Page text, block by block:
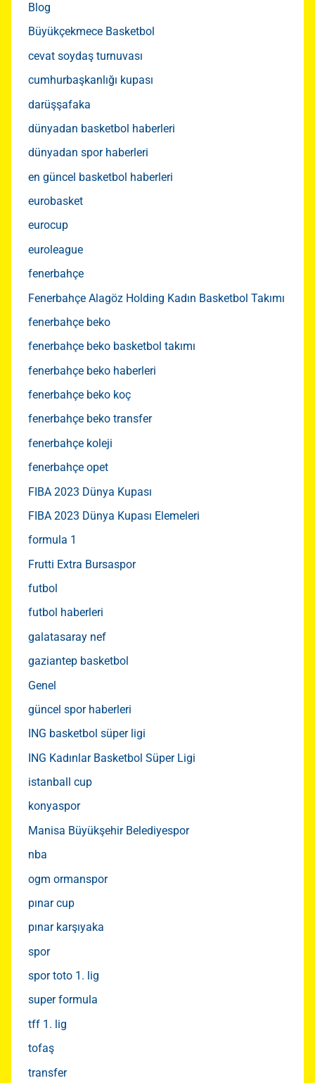
Blog
Büyükçekmece Basketbol
cevat soydaş turnuvası
cumhurbaşkanlığı kupası
darüşşafaka
dünyadan basketbol haberleri
dünyadan spor haberleri
en güncel basketbol haberleri
eurobasket
eurocup
euroleague
fenerbahçe
Fenerbahçe Alagöz Holding Kadın Basketbol Takımı
fenerbahçe beko
fenerbahçe beko basketbol takımı
fenerbahçe beko haberleri
fenerbahçe beko koç
fenerbahçe beko transfer
fenerbahçe koleji
fenerbahçe opet
FIBA 2023 Dünya Kupası
FIBA 2023 Dünya Kupası Elemeleri
formula 1
Frutti Extra Bursaspor
futbol
futbol haberleri
galatasaray nef
gaziantep basketbol
Genel
güncel spor haberleri
ING basketbol süper ligi
ING Kadınlar Basketbol Süper Ligi
istanball cup
konyaspor
Manisa Büyükşehir Belediyespor
nba
ogm ormanspor
pınar cup
pınar karşıyaka
spor
spor toto 1. lig
super formula
tff 1. lig
tofaş
transfer